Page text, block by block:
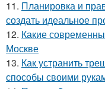
11. Планировка и
создать идеальное
12. Какие
Москве
13. Как устранить
способы своими